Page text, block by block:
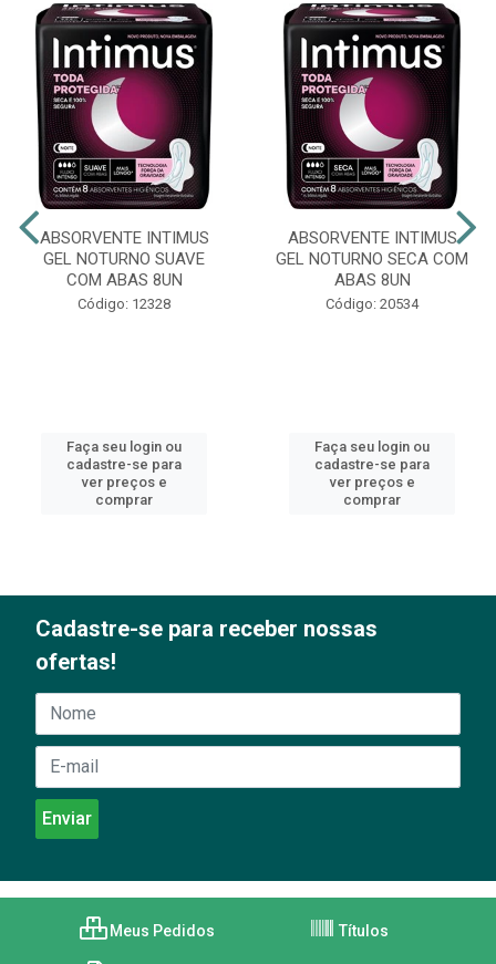
ABSORVENTE INTIMUS
GEL NOTURNO SUAVE
COM ABAS 8UN
Código: 12328
Faça seu login ou
cadastre-se para
ver preços e
comprar
ABSORVENTE INTIMUS
GEL NOTURNO SECA COM
ABAS 8UN
Código: 20534
Faça seu login ou
cadastre-se para
ver preços e
comprar
Cadastre-se para receber nossas
ofertas!
Meus Pedidos Títulos